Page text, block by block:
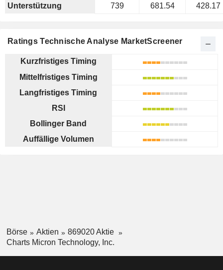
Unterstützung
739 681.54 428.17
Ratings Technische Analyse MarketScreener
Kurzfristiges Timing
Mittelfristiges Timing
Langfristiges Timing
RSI
Bollinger Band
Auffällige Volumen
Börse Aktien
869020 Aktie
Charts Micron Technology, Inc.